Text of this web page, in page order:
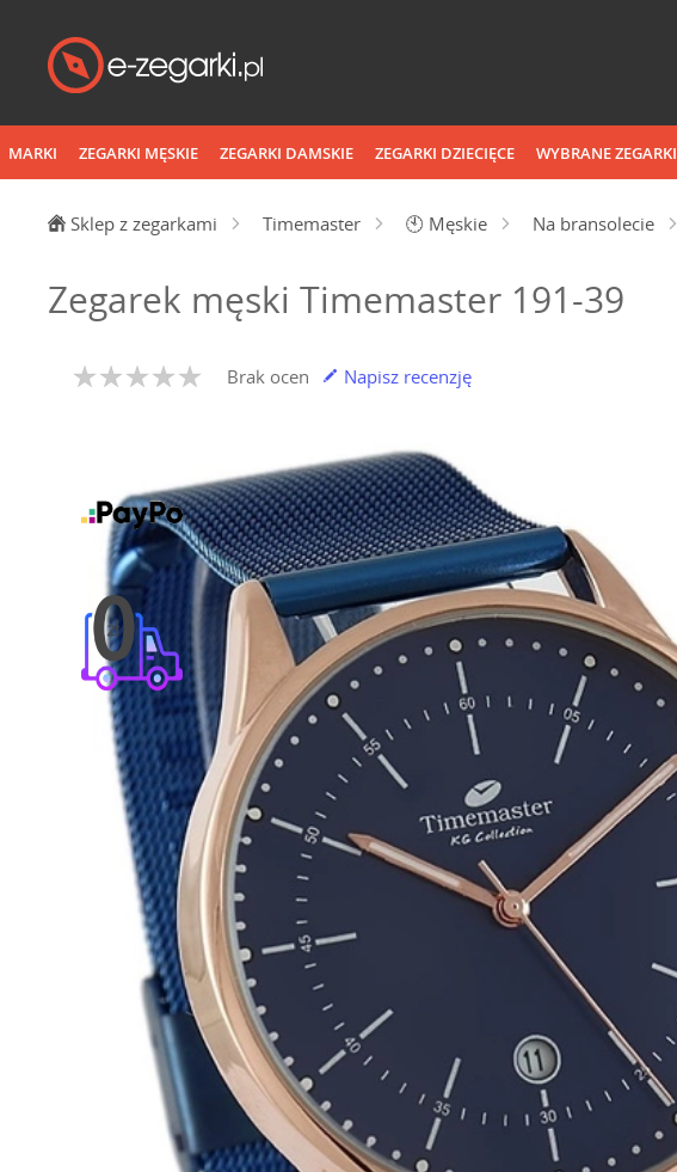
MARKI ZEGARKI MĘSKIE ZEGARKI DAMSKIE ZEGARKI DZIECIĘCE WYBRANE ZEGARKI
Sklep z zegarkami Timemaster 🕙 Męskie Na bransolecie
Zegarek męski Timemaster 191-39
Brak ocen Napisz recenzję